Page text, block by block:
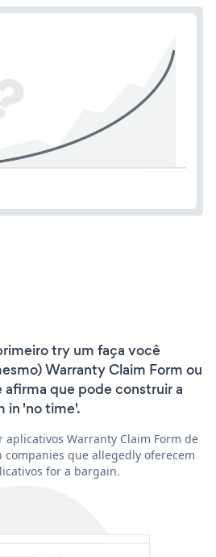
try um faça você
Warranty Claim Form ou
afirma que pode construir a
in 'no time'.
Warranty Claim Form de
que allegedly oferecem
for a bargain.